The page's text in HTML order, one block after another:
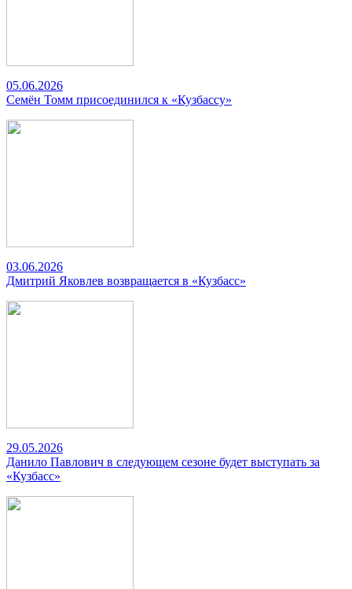
05.06.2026
Семён Томм присоединился к «Кузбассу»
03.06.2026
Дмитрий Яковлев возвращается в «Кузбасс»
29.05.2026
Данило Павлович в следующем сезоне будет выступать за
«Кузбасс»